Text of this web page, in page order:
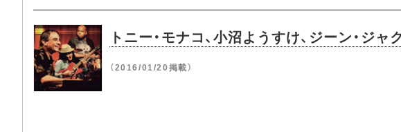
トニー・モナコ、小沼ようすけ、ジーン・ジ
（2016/01/20掲載）